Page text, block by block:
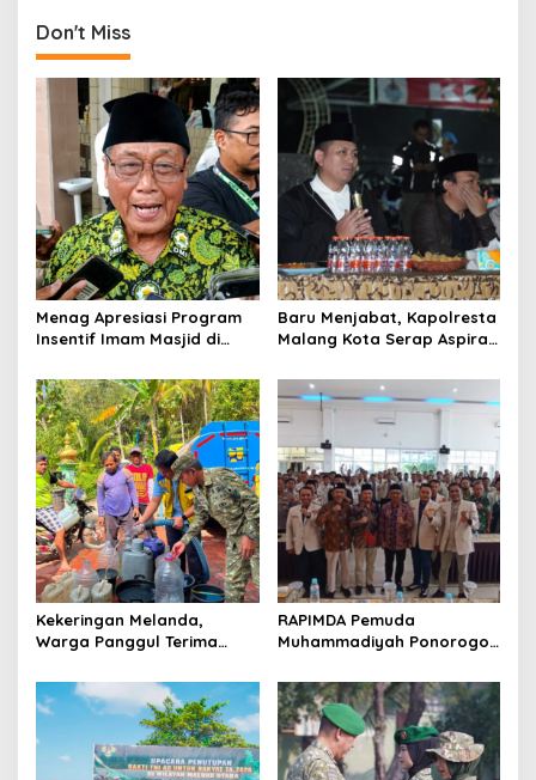
n
a
v
g
a
t
i
o
n
Don't Miss
Menag Apresiasi Program
Insentif Imam Masjid di
Model Nasional
Baru Menjabat, Kapolresta
Malang Kota Serap Aspirasi
Kamtibmas
Kekeringan Melanda,
Warga Panggul Terima
RAPIMDA Pemuda
Muhammadiyah Ponorogo
Kebangsaan Berbasis
Integritas